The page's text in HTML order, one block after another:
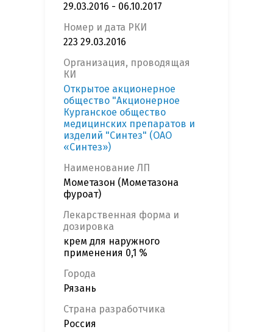
29.03.2016 - 06.10.2017
Номер и дата РКИ
223 29.03.2016
Организация, проводящая
КИ
Открытое акционерное
общество "Акционерное
Курганское общество
медицинских препаратов и
изделий "Синтез" (ОАО
«Синтез»)
Наименование ЛП
Мометазон (Мометазона
фуроат)
Лекарственная форма и
дозировка
крем для наружного
применения 0,1 %
Города
Рязань
Страна разработчика
Россия